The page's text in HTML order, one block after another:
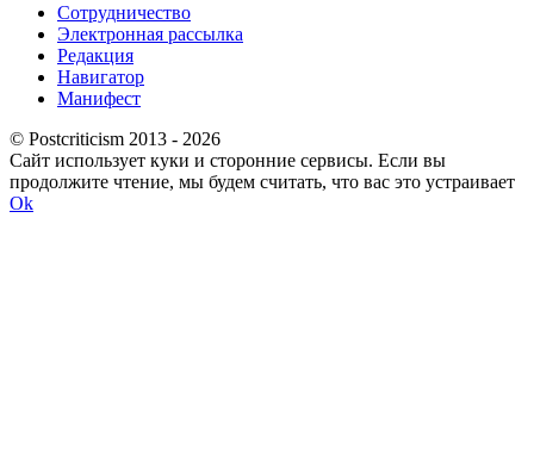
Сотрудничество
Электронная рассылка
Редакция
Навигатор
Манифест
© Postcriticism 2013 - 2026
Сайт использует куки и сторонние сервисы. Если вы
продолжите чтение, мы будем считать, что вас это устраивает
Ok